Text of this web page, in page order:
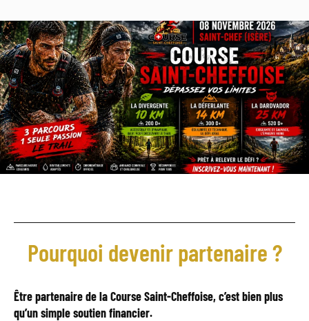
Pourquoi devenir partenaire ?
Être partenaire de la Course Saint-Cheffoise, c’est bien plus
qu’un simple soutien financier.